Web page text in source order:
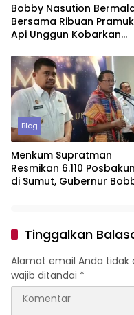
Bobby Nasution
Bersama Ribuan
Api Unggun Kobarkan
Blog
Menkum Supratman
Resmikan 6.110
di Sumut, Gubernur
Tinggalkan
Alamat email Anda tidak
wajib ditandai *